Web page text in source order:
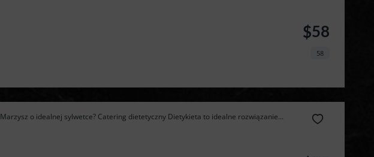
$58
58
Marzysz o idealnej sylwetce? Catering dietetyczny Dietykieta to idealne rozwiązanie...